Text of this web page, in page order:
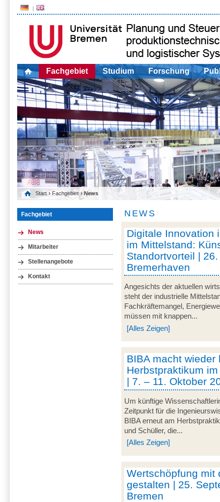
Fachgebiet Studium Forschung
Start › Fachgebiet › News
Fachgebiet
News
Mitarbeiter
Stellenangebote
Kontakt
NEWS
Digitale Innovation
im Mittelstand:
Standortvorteil |
Bremerhaven
Angesichts der aktuellen
steht der industrielle
Fachkräftemangel,
müssen mit knappen...
[Alles Zeigen]
BIBA macht wieder
Herbstpraktikum
| 7. – 11. Oktober
Um künftige
Zeitpunkt für die
BIBA erneut am
und Schüller, die...
[Alles Zeigen]
Wertschöpfung mit
gestalten | 25.
Bremen